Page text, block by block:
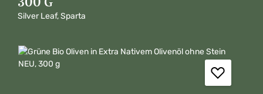
Silver Leaf, Sparta
Bildergalerie überspringen